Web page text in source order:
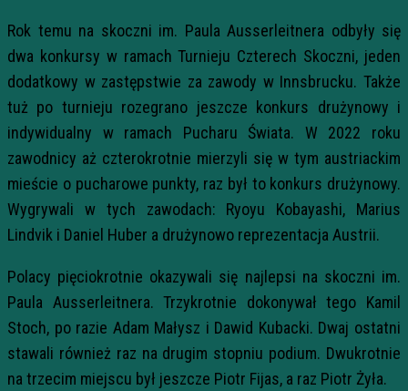
Rok temu na skoczni im. Paula Ausserleitnera odbyły się
dwa konkursy w ramach Turnieju Czterech Skoczni, jeden
dodatkowy w zastępstwie za zawody w Innsbrucku. Także
tuż po turnieju rozegrano jeszcze konkurs drużynowy i
indywidualny w ramach Pucharu Świata. W 2022 roku
zawodnicy aż czterokrotnie mierzyli się w tym austriackim
mieście o pucharowe punkty, raz był to konkurs drużynowy.
Wygrywali w tych zawodach: Ryoyu Kobayashi, Marius
Lindvik i Daniel Huber a drużynowo reprezentacja Austrii.
Polacy pięciokrotnie okazywali się najlepsi na skoczni im.
Paula Ausserleitnera. Trzykrotnie dokonywał tego Kamil
Stoch, po razie Adam Małysz i Dawid Kubacki. Dwaj ostatni
stawali również raz na drugim stopniu podium. Dwukrotnie
na trzecim miejscu był jeszcze Piotr Fijas, a raz Piotr Żyła.